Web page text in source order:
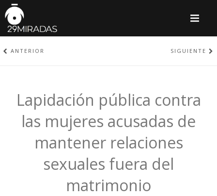
ANTERIOR SIGUIENTE
Lapidación pública contra
las mujeres acusadas de
mantener relaciones
sexuales fuera del
matrimonio